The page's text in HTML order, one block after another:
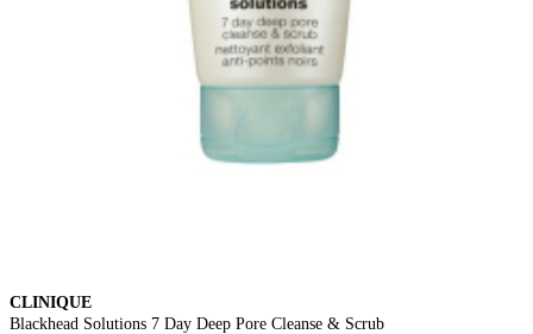
CLINIQUE
Blackhead Solutions 7 Day Deep Pore Cleanse & Scrub